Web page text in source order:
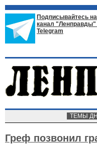
Подписывайтесь на
канал "Ленправды"
Telegram
ТЕМЫ
Греф позвонил